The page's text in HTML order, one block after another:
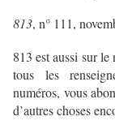
813, n° 111,
813 est aussi sur le
tous les
numéros, vous
d’autres choses